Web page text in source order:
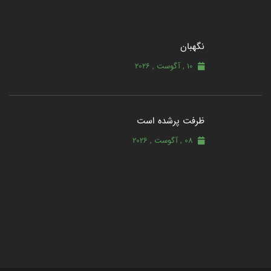
نگهبان
10 , آگوست , 2026
ظرفت پرشده‌ است
08 , آگوست , 2026